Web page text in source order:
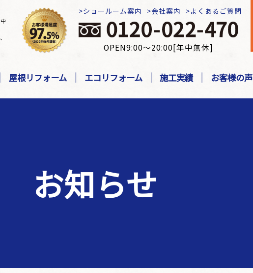
ショールーム案内 会社案内 よくあるご質問
OPEN9:00～20:00[年中無休]
屋根リフォーム エコリフォーム 施工実績 お客様の声
お知らせ